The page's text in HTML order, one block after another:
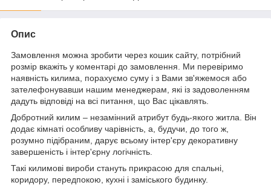
Опис
Замовлення можна зробити через кошик сайту, потрібний
розмір вкажіть у коментарі до замовлення. Ми перевіримо
наявність килима, порахуємо суму і з Вами зв'яжемося або
зателефонувавши нашим менеджерам, які із задоволенням
дадуть відповіді на всі питання, що Вас цікавлять.
Добротний килим – незамінний атрибут будь-якого житла. Він
додає кімнаті особливу чарівність, а, будучи, до того ж,
розумно підібраним, дарує всьому інтер'єру декоративну
завершеність і інтер'єрну логічність.
Такі килимові вироби стануть прикрасою для спальні,
коридору, передпокою, кухні і заміського будинку.